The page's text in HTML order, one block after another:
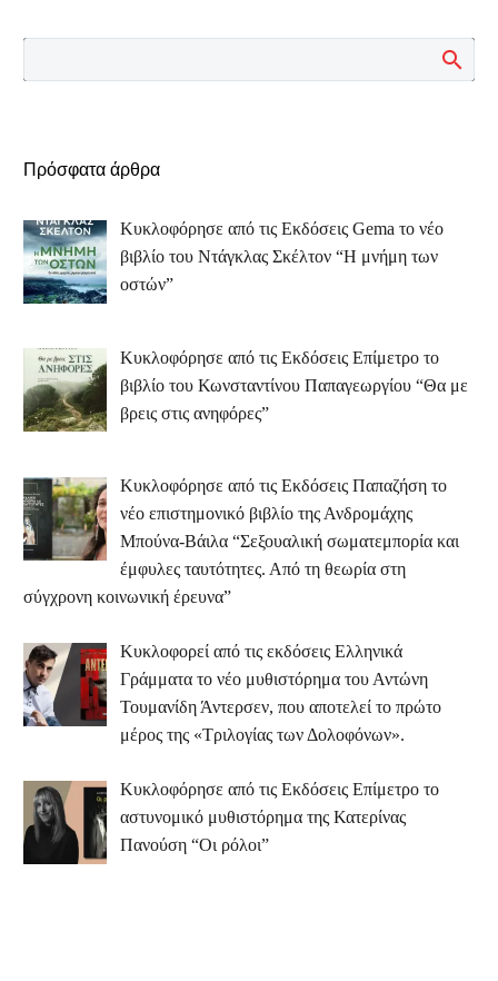
Πρόσφατα άρθρα
Κυκλοφόρησε από τις Εκδόσεις Gema το νέο
βιβλίο του Ντάγκλας Σκέλτον “Η μνήμη των
οστών”
Κυκλοφόρησε από τις Εκδόσεις Επίμετρο το
βιβλίο του Κωνσταντίνου Παπαγεωργίου “Θα με
βρεις στις ανηφόρες”
Κυκλοφόρησε από τις Εκδόσεις Παπαζήση το
νέο επιστημονικό βιβλίο της Ανδρομάχης
Μπούνα-Βάιλα “Σεξουαλική σωματεμπορία και
έμφυλες ταυτότητες. Από τη θεωρία στη
σύγχρονη κοινωνική έρευνα”
Κυκλοφορεί από τις εκδόσεις Ελληνικά
Γράμματα το νέο μυθιστόρημα του Αντώνη
Τουμανίδη Άντερσεν, που αποτελεί το πρώτο
μέρος της «Τριλογίας των Δολοφόνων».
Κυκλοφόρησε από τις Εκδόσεις Επίμετρο το
αστυνομικό μυθιστόρημα της Κατερίνας
Πανούση “Οι ρόλοι”